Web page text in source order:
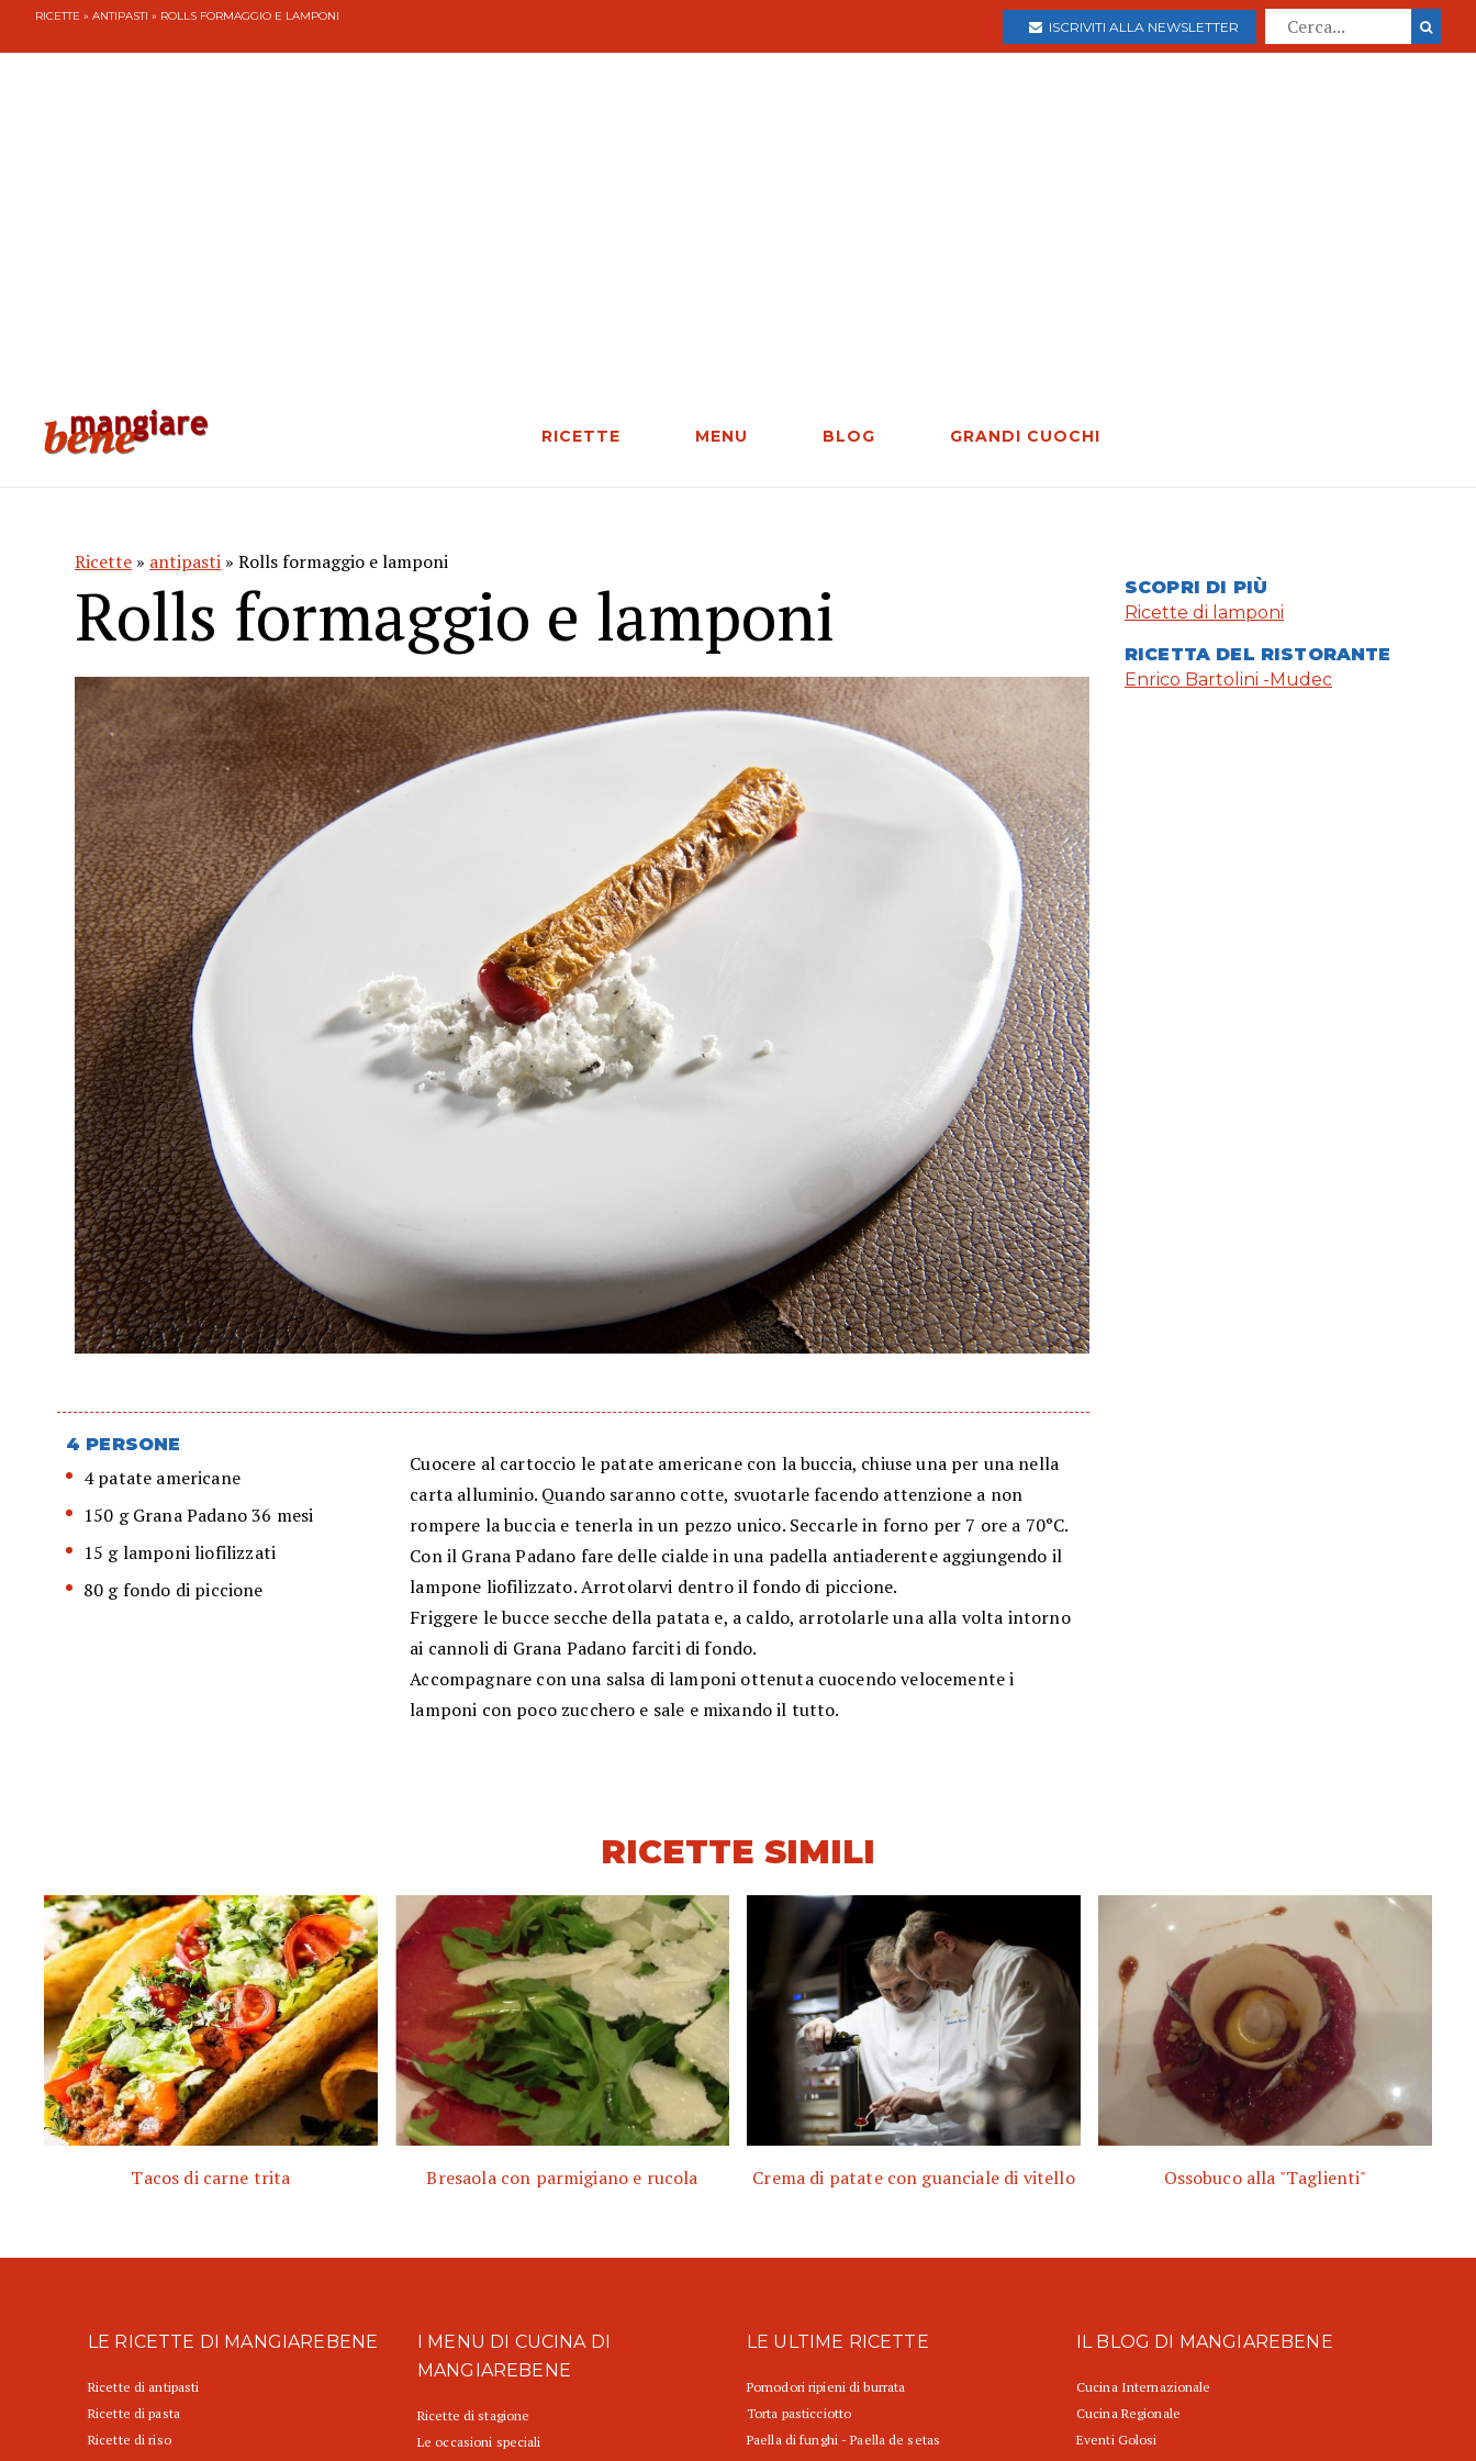
RICETTE » ANTIPASTI » ROLLS FORMAGGIO E LAMPONI
ISCRIVITI ALLA NEWSLETTER
RICETTE MENU BLOG GRANDI CUOCHI
Ricette » antipasti » Rolls formaggio e lamponi
Rolls formaggio e lamponi
4 PERSONE
4 patate americane
150 g Grana Padano 36 mesi
15 g lamponi liofilizzati
80 g fondo di piccione
Cuocere al cartoccio le patate americane con la buccia, chiuse una per una nella
carta alluminio. Quando saranno cotte, svuotarle facendo attenzione a non
rompere la buccia e tenerla in un pezzo unico. Seccarle in forno per 7 ore a 70°C.
Con il Grana Padano fare delle cialde in una padella antiaderente aggiungendo il
lampone liofilizzato. Arrotolarvi dentro il fondo di piccione.
Friggere le bucce secche della patata e, a caldo, arrotolarle una alla volta intorno
ai cannoli di Grana Padano farciti di fondo.
Accompagnare con una salsa di lamponi ottenuta cuocendo velocemente i
lamponi con poco zucchero e sale e mixando il tutto.
SCOPRI DI PIÙ
Ricette di lamponi
RICETTA DEL RISTORANTE
Enrico Bartolini -Mudec
RICETTE SIMILI
Tacos di carne trita Bresaola con parmigiano e rucola Crema di patate con guanciale di vitello Ossobuco alla "Taglienti"
LE RICETTE DI MANGIAREBENE
Ricette di antipasti
Ricette di pasta
Ricette di riso
I MENU DI CUCINA DI
MANGIAREBENE
Ricette di stagione
Le occasioni speciali
LE ULTIME RICETTE
Pomodori ripieni di burrata
Torta pasticciotto
Paella di funghi - Paella de setas
IL BLOG DI MANGIAREBENE
Cucina Internazionale
Cucina Regionale
Eventi Golosi